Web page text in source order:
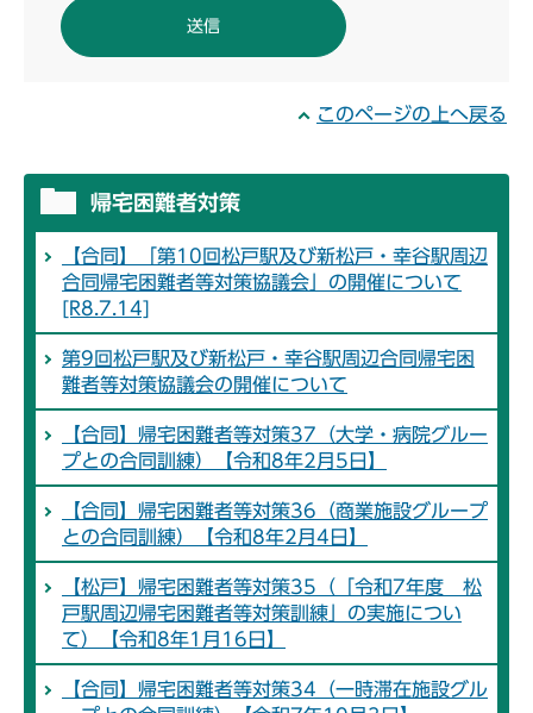
このページの上へ戻る
帰宅困難者対策
【合同】「第10回松戸駅及び新松戸・幸谷駅周辺
合同帰宅困難者等対策協議会」の開催について
[R8.7.14]
第9回松戸駅及び新松戸・幸谷駅周辺合同帰宅困
難者等対策協議会の開催について
【合同】帰宅困難者等対策37（大学・病院グルー
プとの合同訓練）【令和8年2月5日】
【合同】帰宅困難者等対策36（商業施設グループ
との合同訓練）【令和8年2月4日】
【松戸】帰宅困難者等対策35（「令和7年度 松
戸駅周辺帰宅困難者等対策訓練」の実施につい
て）【令和8年1月16日】
【合同】帰宅困難者等対策34（一時滞在施設グル